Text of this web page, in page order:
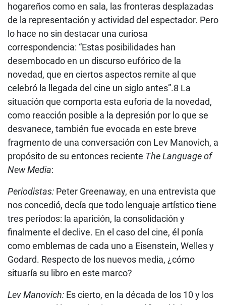
hogareños como en sala, las fronteras desplazadas
de la representación y actividad del espectador. Pero
lo hace no sin destacar una curiosa
correspondencia: “Estas posibilidades han
desembocado en un discurso eufórico de la
novedad, que en ciertos aspectos remite al que
celebró la llegada del cine un siglo antes”.8 La
situación que comporta esta euforia de la novedad,
como reacción posible a la depresión por lo que se
desvanece, también fue evocada en este breve
fragmento de una conversación con Lev Manovich, a
propósito de su entonces reciente The Language of
New Media:
Periodistas: Peter Greenaway, en una entrevista que
nos concedió, decía que todo lenguaje artístico tiene
tres períodos: la aparición, la consolidación y
finalmente el declive. En el caso del cine, él ponía
como emblemas de cada uno a Eisenstein, Welles y
Godard. Respecto de los nuevos media, ¿cómo
situaría su libro en este marco?
Lev Manovich: Es cierto, en la década de los 10 y los